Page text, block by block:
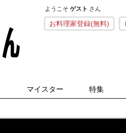
こねくとごはん
ようこそ ゲスト さん
お料理家登録(無料)
マイスター 特集